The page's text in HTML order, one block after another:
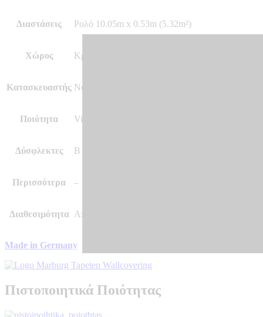
Διαστάσεις Ρολό 10.05m x 0.53m (5.32m²)
Χώρος Κρεβατοκάμαρα Σαλόνι και άλλοι χώροι
Κατασκευαστής Novamur by Marburg
Ποιότητα Vinyl, Vlies – Non Woven, Ψηφιακή Εκτύπωση σε
Δύσφλεκτες B – s1 d0
Περισσότερα –
Διαθεσιμότητα Αποστολή σε 7 – 10 μέρες
Made in Germany
Πιστοποιητικά Ποιότητας